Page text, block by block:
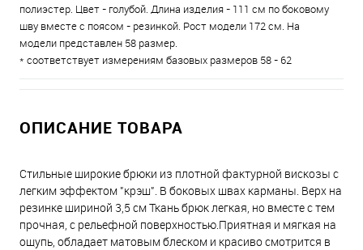
полиэстер. Цвет - голубой. Длина изделия - 111 см по боковому
шву вместе с поясом - резинкой. Рост модели 172 см. На
модели представлен 58 размер.
* соответствует измерениям базовых размеров 58 - 62
ОПИСАНИЕ ТОВАРА
Стильные широкие брюки из плотной фактурной вискозы с
легким эффектом "крэш". В боковых швах карманы. Верх на
резинке шириной 3,5 см Ткань брюк легкая, но вместе с тем
прочная, с рельефной поверхностью.Приятная и мягкая на
ощупь, обладает матовым блеском и красиво смотрится в